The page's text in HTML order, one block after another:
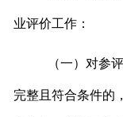
业评价工作：
（一）对参
完整且符合条件的